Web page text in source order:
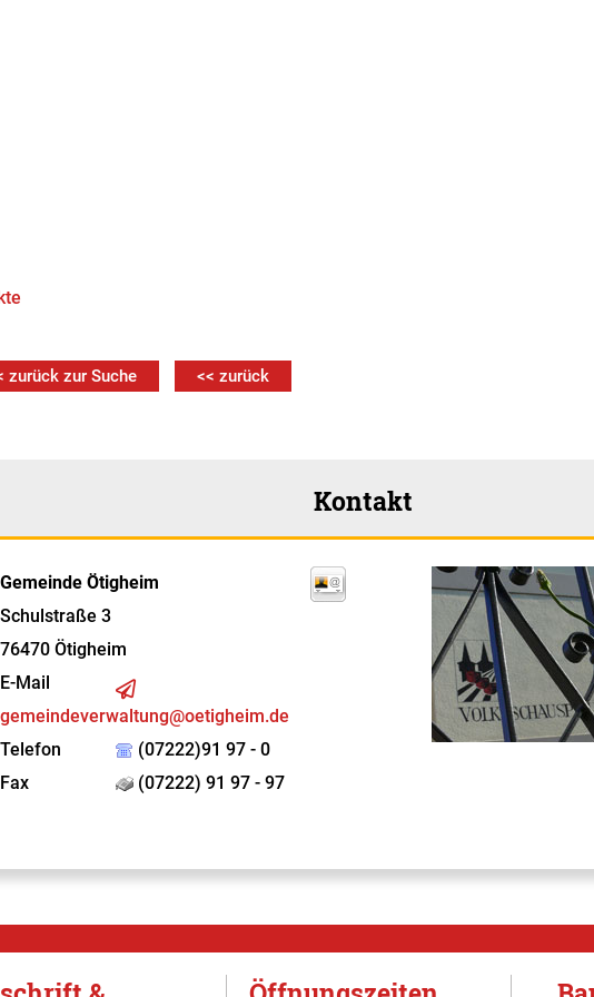
zurück zur Suche << zurück
Kontakt
Gemeinde Ötigheim
Schulstraße 3
76470 Ötigheim
E-Mail
gemeindeverwaltung@oetigheim.de
Telefon
(07222)91 97 - 0
Fax
(07222) 91 97 - 97